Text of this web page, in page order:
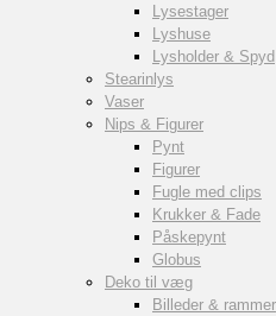
Lysestager
Lyshuse
Lysholder & Spyd
Stearinlys
Vaser
Nips & Figurer
Pynt
Figurer
Fugle med clips
Krukker & Fade
Påskepynt
Globus
Deko til væg
Billeder & rammer